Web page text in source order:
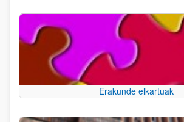
Erakunde elkartuak